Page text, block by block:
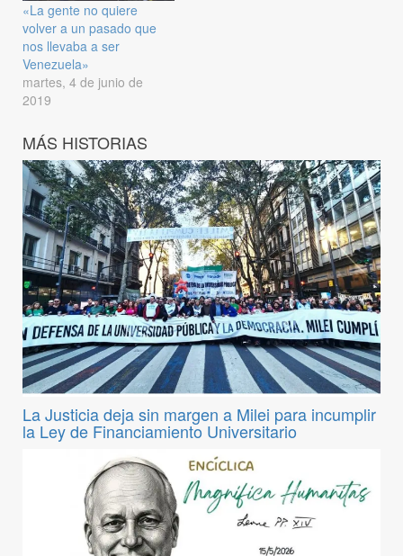
«La gente no quiere
volver a un pasado que
nos llevaba a ser
Venezuela»
martes, 4 de junio de
2019
MÁS HISTORIAS
La Justicia deja sin margen a Milei para incumplir
la Ley de Financiamiento Universitario